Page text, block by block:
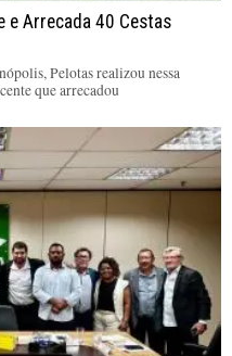
e Arrecada 40 Cestas
Pelotas realizou nessa
que arrecadou